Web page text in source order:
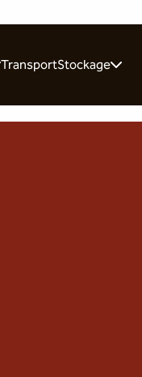
TransportStockage
Garde-meuble